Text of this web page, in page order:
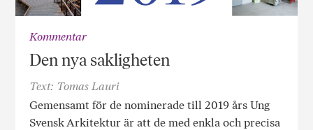
Kommentar
Den nya sakligheten
Text: Tomas Lauri
Gemensamt för de nominerade till 2019 års Ung
Svensk Arkitektur är att de med enkla och precisa